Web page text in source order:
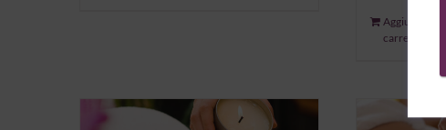
Le
opzioni
Aggiungi al
carrello